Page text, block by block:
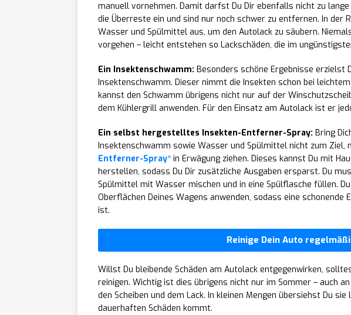
manuell vornehmen. Damit darfst Du Dir ebenfalls nicht zu
die Überreste ein und sind nur noch schwer zu entfernen. In der
Wasser und Spülmittel aus, um den Autolack zu säubern.
vorgehen – leicht entstehen so Lackschäden, die im
Ein Insektenschwamm: Besonders schöne Ergebnisse erzielst
Insektenschwamm. Dieser nimmt die Insekten schon bei
kannst den Schwamm übrigens nicht nur auf der
dem Kühlergrill anwenden. Für den Einsatz am Autolack ist er
Ein selbst hergestelltes Insekten-Entferner-Spray: Bring
Insektenschwamm sowie Wasser und Spülmittel nicht zum Ziel,
Entferner-Spray* in Erwägung ziehen. Dieses kannst Du mit
herstellen, sodass Du Dir zusätzliche Ausgaben ersparst. Du
Spülmittel mit Wasser mischen und in eine Spülflasche füllen.
Oberflächen Deines Wagens anwenden, sodass eine schonende
ist.
Reinige Dein Auto
Willst Du bleibende Schäden am Autolack entgegenwirken,
reinigen. Wichtig ist dies übrigens nicht nur im Sommer – auch
den Scheiben und dem Lack. In kleinen Mengen übersiehst Du
dauerhaften Schäden kommt.